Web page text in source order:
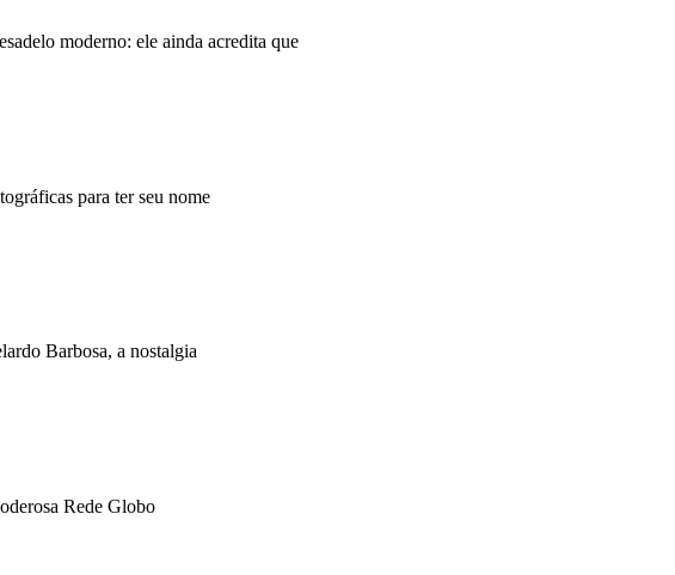
moderno: ele ainda acredita que
para ter seu nome
Barbosa, a nostalgia
Rede Globo